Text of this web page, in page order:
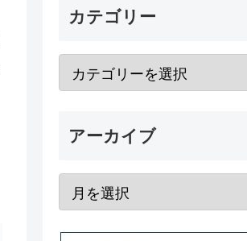
カテゴリー
アーカイブ